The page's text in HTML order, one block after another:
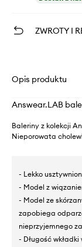
ZWROTY I
Opis produktu
Answear.LAB
Baleriny z kolekcji
Nieporowata
- Lekko
- Model z
- Model ze
zapobiega
nieprzyjemnego
- Długość